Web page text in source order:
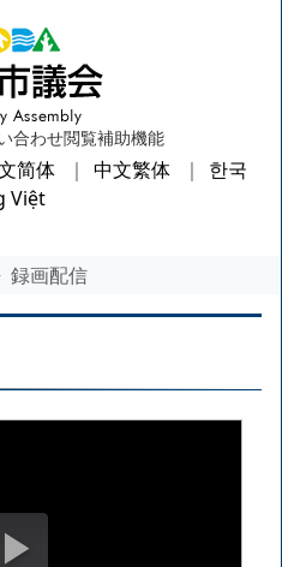
合わせ閲覧補助機能
简体 中文繁体
한국
Việt
録画配信